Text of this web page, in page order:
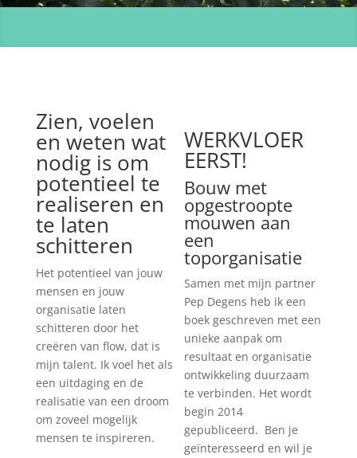
Zien, voelen
en weten wat
nodig is om
potentieel te
realiseren en
te laten
schitteren
Het potentieel van jouw
mensen en jouw
organisatie laten
schitteren door het
creëren van flow, dat is
mijn talent. Ik voel het als
een uitdaging en de
realisatie van een droom
om zoveel mogelijk
mensen te inspireren.
WERKVLOER
EERST!
Bouw met
opgestroopte
mouwen aan
een
toporganisatie
Samen met mijn partner
Pep Degens heb ik een
boek geschreven met een
unieke aanpak om
resultaat en organisatie
ontwikkeling duurzaam
te verbinden. Het wordt
begin 2014
gepubliceerd. Ben je
geïnteresseerd en wil je